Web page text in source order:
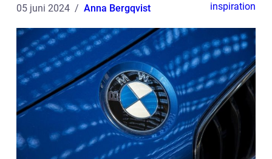
05 juni 2024 Anna Bergqvist inspiration